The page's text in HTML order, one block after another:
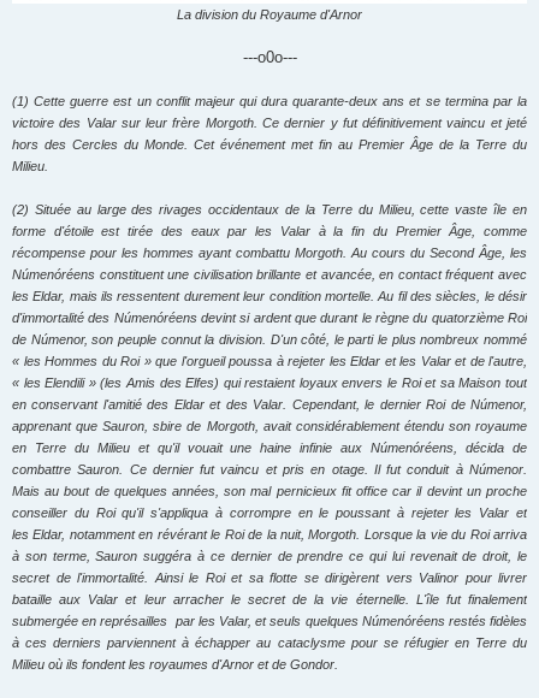
La division du Royaume d'Arnor
---o0o---
(1) Cette guerre est un conflit majeur qui dura quarante-deux ans et se termina par la
victoire des Valarsur leur frère Morgoth. Ce dernier y fut définitivement vaincu et jeté
hors des Cercles du Monde. Cet événementmet fin au Premier Âge de la Terre du
Milieu
(2) Située au large des rivages occidentaux de la Terre du Milieu, cette vaste île en
forme d'étoile est tirée des eaux par les Valar à la fin du Premier Âge, comme
récompense pour les hommes ayant combattu Morgoth. Au cours du Second Âge, les
Númenóréens constituent une civilisation brillante et avancée, en contact fréquent avec
les Eldar, mais ils ressentent durement leur condition mortelle. Au fil des siècles, le désir
d'immortalité des Númenóréens devint si ardent que durant le règne du quatorzième Roi
de Númenor, son peuple connut la division. D'un côté, le parti le plus nombreux nommé
« les Hommes du Roi » que l'orgueil poussa à rejeter les Eldar et les Valar et de l'autre,
« les Elendili » (les Amis des Elfes) qui restaient loyaux envers le Roi et sa Maison tout
en conservant l'amitié des Eldar et des Valar. Cependant, le dernier Roi de Númenor,
apprenant que Sauron, sbire de Morgoth, avait considérablement étendu son royaume
en Terre du Milieu et qu'il vouait une haine infinie aux Númenóréens, décida de
combattre Sauron. Ce dernier fut vaincu et pris en otage. Il fut conduit à Númenor.
Mais au bout de quelques années, son mal pernicieux fit office car ildevint un proche
conseiller du Roi qu'il s'appliqua à corrompre en le poussant à rejeter les Valar et
les Eldar, notamment en révérant le Roi de la nuit, Morgoth. Lorsque la vie du Roi arriva
à son terme, Sauron suggéra à ce dernier de prendre ce qui lui revenait de droit, le
secret de l'immortalité. Ainsi le Roi et sa flotte se dirigèrent vers Valinor pour livrer
bataille aux Valar et leur arracher le secret de la vie éternelle. L'île fut finalement
submergée enreprésailles par les Valar, et seuls quelques Númenóréens restés fidèles
à ces derniers parviennent à échapper au cataclysme pour se réfugier en Terre du
Milieu où ils fondent les royaumes d'Arnor et de Gondor.